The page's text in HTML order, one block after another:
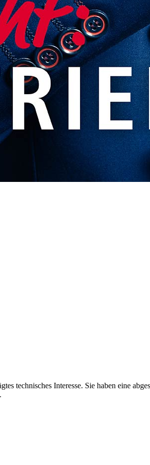
technisches Interesse. Sie haben eine